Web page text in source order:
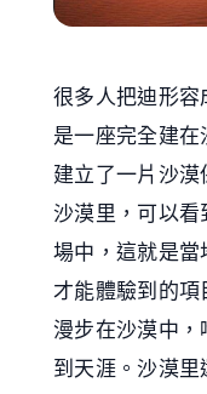
很多人把迪形容
是一座完全建
建立了一片沙
沙漠里，可以看
場中，這就是當
才能體驗到的
漫步在沙漠中，
到天涯。沙漠